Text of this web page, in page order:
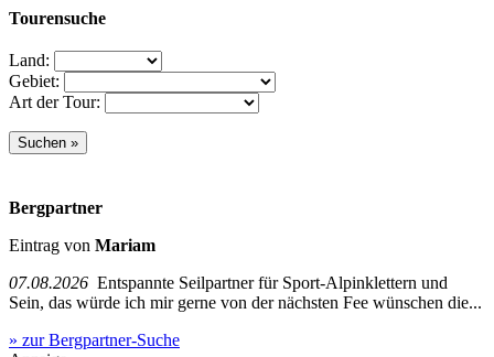
Tourensuche
Land:
Gebiet:
Art der Tour:
Bergpartner
Eintrag von Mariam
07.08.2026 Entspannte Seilpartner für Sport-Alpinklettern und
Sein, das würde ich mir gerne von der nächsten Fee wünschen die...
» zur Bergpartner-Suche